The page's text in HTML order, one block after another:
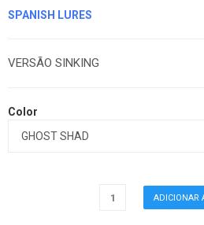
SPANISH LURES
VERSÃO SINKING
Color